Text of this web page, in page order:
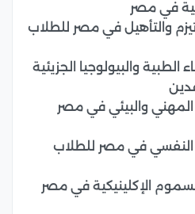
في مصر
والتأهيل في مصر للطلاب
الطبية والبيولوجيا الجزيئية
والبيئي في مصر
النفسي في مصر للطلاب
الإكلينيكية في مصر